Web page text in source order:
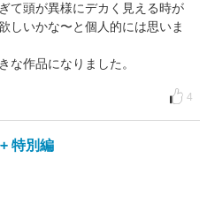
て頭が異様にデカく見える時が
しいかな〜と個人的には思いま
な作品になりました。
4
特別編